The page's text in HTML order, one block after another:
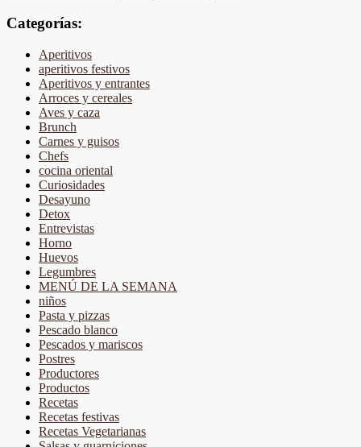
Categorías:
Aperitivos
aperitivos festivos
Aperitivos y entrantes
Arroces y cereales
Aves y caza
Brunch
Carnes y guisos
Chefs
cocina oriental
Curiosidades
Desayuno
Detox
Entrevistas
Horno
Huevos
Legumbres
MENÚ DE LA SEMANA
niños
Pasta y pizzas
Pescado blanco
Pescados y mariscos
Postres
Productores
Productos
Recetas
Recetas festivas
Recetas Vegetarianas